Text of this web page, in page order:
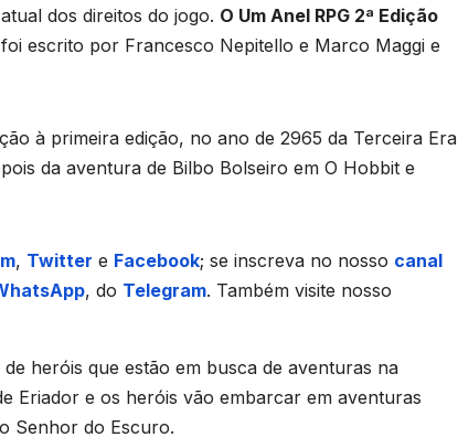
dos direitos do jogo. O Um Anel RPG 2ª Edição
escrito por Francesco Nepitello e Marco Maggi e
à primeira edição, no ano de 2965 da Terceira Era
da aventura de Bilbo Bolseiro em O Hobbit e
, Twitter e Facebook; se inscreva no nosso canal
, do Telegram. Também visite nosso
heróis que estão em busca de aventuras na
Eriador e os heróis vão embarcar em aventuras
Senhor do Escuro.